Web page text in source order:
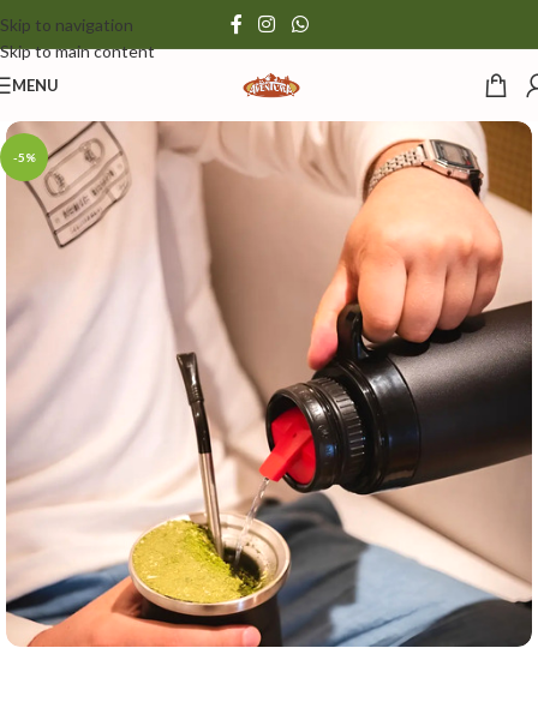
Skip to navigation
Skip to main content
MENU
-5%